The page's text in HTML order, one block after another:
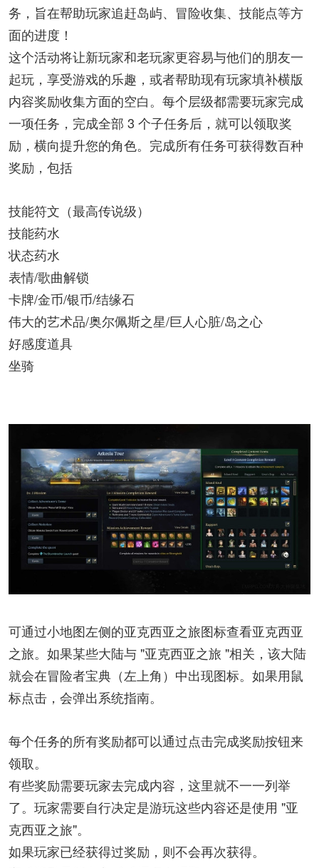
务，旨在帮助玩家追赶岛屿、冒险收集、技能点等方
面的进度！
这个活动将让新玩家和老玩家更容易与他们的朋友一
起玩，享受游戏的乐趣，或者帮助现有玩家填补横版
内容奖励收集方面的空白。每个层级都需要玩家完成
一项任务，完成全部 3 个子任务后，就可以领取奖
励，横向提升您的角色。完成所有任务可获得数百种
奖励，包括
技能符文（最高传说级）
技能药水
状态药水
表情/歌曲解锁
卡牌/金币/银币/结缘石
伟大的艺术品/奥尔佩斯之星/巨人心脏/岛之心
好感度道具
坐骑
可通过小地图左侧的亚克西亚之旅图标查看亚克西亚
之旅。如果某些大陆与 "亚克西亚之旅 "相关，该大陆
就会在冒险者宝典（左上角）中出现图标。如果用鼠
标点击，会弹出系统指南。
每个任务的所有奖励都可以通过点击完成奖励按钮来
领取。
有些奖励需要玩家去完成内容，这里就不一一列举
了。玩家需要自行决定是游玩这些内容还是使用 "亚
克西亚之旅"。
如果玩家已经获得过奖励，则不会再次获得。